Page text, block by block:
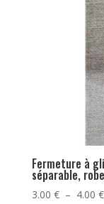
Fermeture à
séparable,
3.00 € – 4.00 €